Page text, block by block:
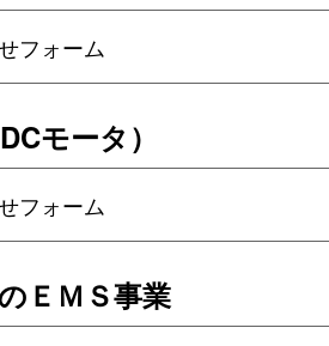
フォーム
モータ）
フォーム
ＥＭＳ事業